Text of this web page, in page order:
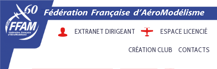
EXTRANET DIRIGEANT ESPACE LICENCIÉ
CRÉATION CLUB CONTACTS